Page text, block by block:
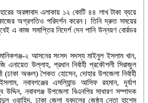
অরঙ্গাবাদ এলাকায় ১২ কোটি ৪৪ লাখ টাকা ব্যয়ে
কাজের অগ্রগতিও পরিদর্শন করেন। তিনি দ্রুত সময়ের
এ কাজ সমাপ্তির নিদের্শ দেন পানি উন্নয়ণ বোর্রডর
২ আসনের সংসদ সদস্য মাইনুল ইসলাম খান,
এনায়েত উল্লাহ, প্রধান নির্বাহী প্রকৌশলী সিরাজুল
(ঢাকা অঞ্চল) শৈকত হোসেন, দোহার উপজেলা নির্বাহী
নবাবগঞ্জের এসল্যিান্ড আসিফ রহমান, দূর্যাগ
উদ্দিন, নবাবগঞ্জ উপজেলা বিএনপির সাধারণ সম্পাদক
ওয়াহিদ, ঢাকা জেলা যুবদলের জেষ্ঠ্য নেতা হাশেম